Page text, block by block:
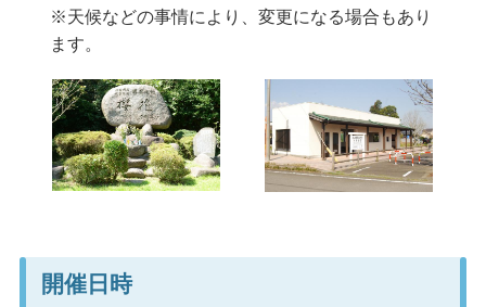
※天候などの事情により、変更になる場合もあり
ます。
開催日時